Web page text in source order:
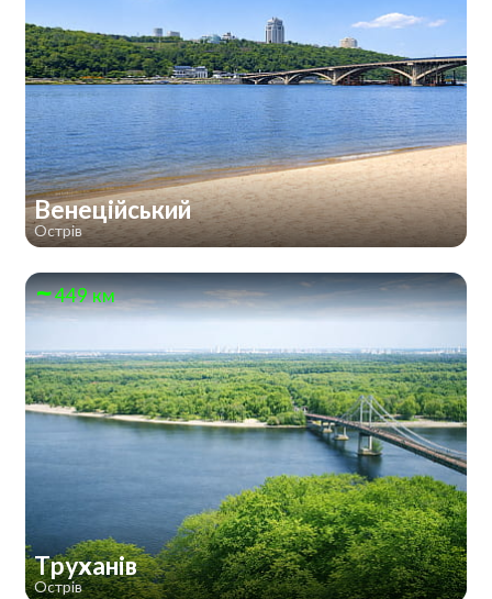
Венеційський
Острів
449 км
Труханів
Острів